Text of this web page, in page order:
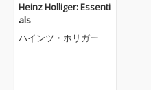
Heinz Holliger: Essenti
als
ハインツ・ホリガー